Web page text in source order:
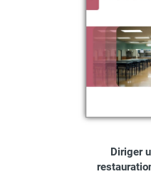
Diriger